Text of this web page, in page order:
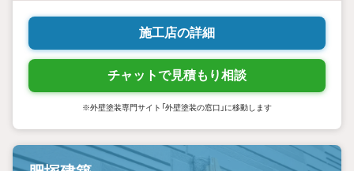
施工店の詳細
チャットで見積もり相談
※外壁塗装専門サイト「外壁塗装の窓口」に移動します